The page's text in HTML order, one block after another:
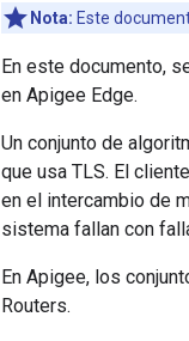
Nota: Este
En este documento,
en Apigee Edge.
Un conjunto de
que usa TLS. El
en el intercambio de
sistema fallan con
En Apigee, los
Routers.